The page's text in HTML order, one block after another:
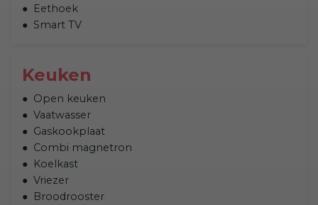
Eethoek
Smart TV
Keuken
Open keuken
Vaatwasser
Gaskookplaat
Combi magnetron
Koelkast
Vriezer
Broodrooster